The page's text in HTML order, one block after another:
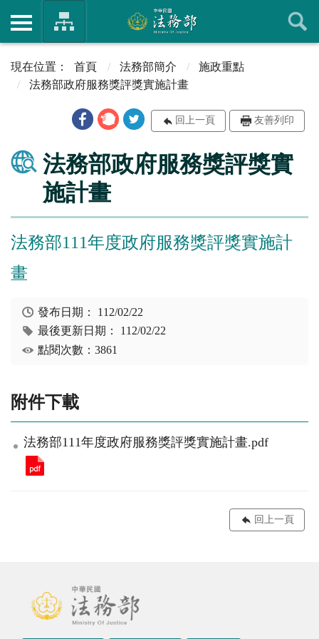
首頁 法務部簡介
施政重點
法務部政府服務獎評獎實施計畫
回上一頁 友善列印
法務部政府服務獎評獎實
施計畫
法務部111年度政府服務獎評獎實施計
畫
發布日期： 112/02/22
最後更新日期： 112/02/22
點閱次數：3861
附件下載
法務部111年度政府服務獎評獎實施計畫.pdf
回上一頁